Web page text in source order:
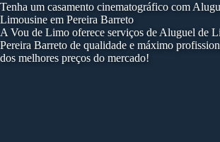
Tenha um casamento cinematográfico com
Limousine em Pereira Barreto
A Vou de Limo oferece serviços de Aluguel de
Pereira Barreto de qualidade e máximo
dos melhores preços do mercado!